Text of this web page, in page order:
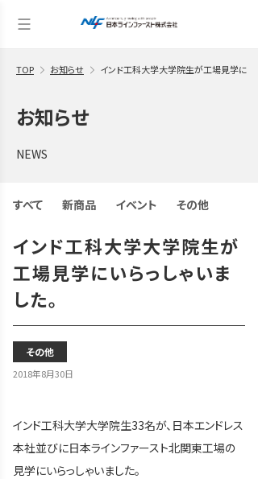
TOP お知らせ インド工科大学大学院生が工場見学にいら
お知らせ
NEWS
すべて 新商品 イベント その他
インド工科大学大学院生が
工場見学にいらっしゃいま
した。
その他
2018年8月30日
インド工科大学大学院生33名が、日本エンドレス
本社並びに日本ラインファースト北関東工場の
見学にいらっしゃいました。